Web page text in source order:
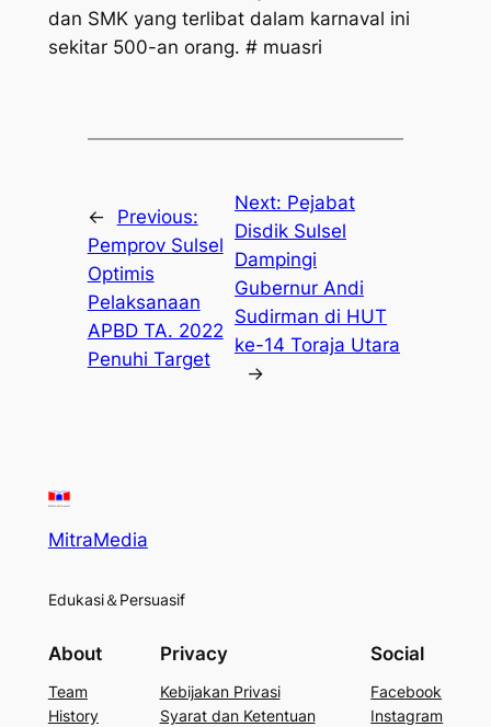
dan SMK yang terlibat dalam karnaval ini
sekitar 500-an orang. # muasri
←
Previous:
Pemprov Sulsel
Optimis
Pelaksanaan
APBD TA. 2022
Penuhi Target
Next: Pejabat
Disdik Sulsel
Dampingi
Gubernur Andi
Sudirman di HUT
ke-14 Toraja Utara
→
MitraMedia
Edukasi＆Persuasif
About
Team
History
Privacy
Kebijakan Privasi
Syarat dan Ketentuan
Social
Facebook
Instagram